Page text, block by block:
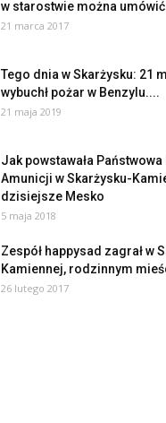
w starostwie można
21 marca 2017
Tego dnia w Skarżysku: 21
wybuchł pożar w Benzylu....
21 maja 2019
Jak powstawała Państwowa
Amunicji w Skarżysku-
dzisiejsze Mesko
5 maja 2018
Zespół happysad zagrał w
Kamiennej, rodzinnym
26 lutego 2017